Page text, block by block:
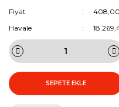
Fiyat
408,00
Havale
SEPETE EKLE